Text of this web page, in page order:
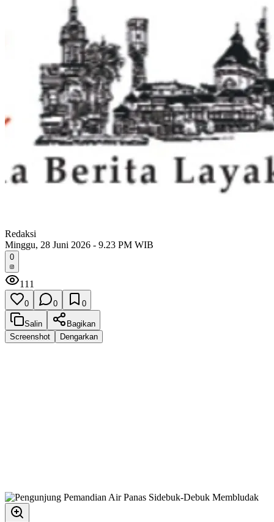
Redaksi
Minggu, 28 Juni 2026 - 9.23 PM WIB
0
111
0 0 0
Salin
Bagikan
Screenshot
Dengarkan